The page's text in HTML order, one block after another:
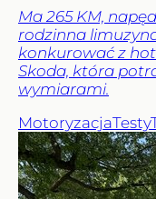
Ma 265 KM,
rodzinna
konkurować z
Skoda, która
wymiarami.
MotoryzacjaTesty